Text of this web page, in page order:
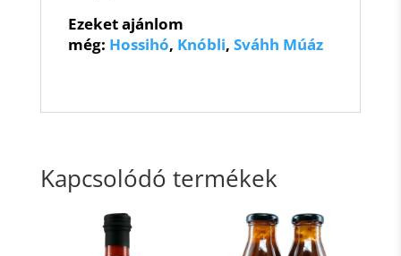
Ezeket ajánlom
még: Hossihó, Knóbli, Sváhh Múáz
Kapcsolódó termékek